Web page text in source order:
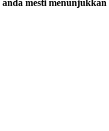
anda mesti